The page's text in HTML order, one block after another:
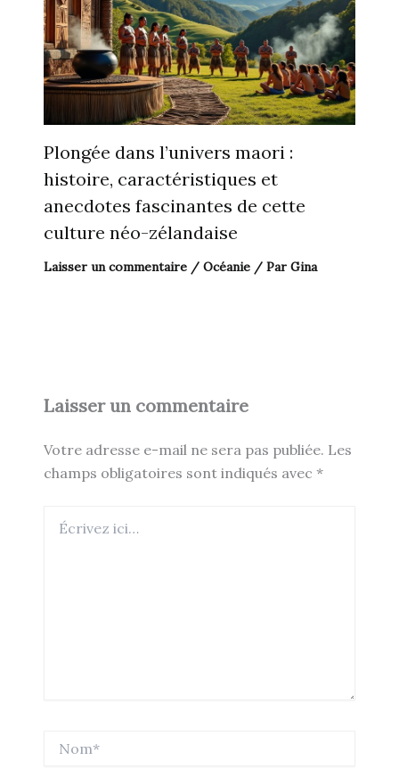
Plongée dans l’univers maori :
histoire, caractéristiques et
anecdotes fascinantes de cette
culture néo-zélandaise
Laisser un commentaire / Océanie/ Par Gina
Laisser un commentaire
Votre adresse e-mail ne sera pas publiée. Les
champs obligatoires sont indiqués avec *
ici…